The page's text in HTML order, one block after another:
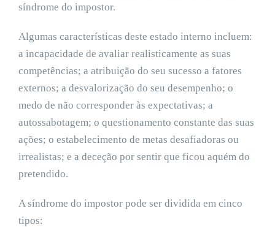
síndrome do impostor.
Algumas características deste estado interno incluem:
a incapacidade de avaliar realisticamente as suas
competências; a atribuição do seu sucesso a fatores
externos; a desvalorização do seu desempenho; o
medo de não corresponder às expectativas; a
autossabotagem; o questionamento constante das suas
ações; o estabelecimento de metas desafiadoras ou
irrealistas; e a deceção por sentir que ficou aquém do
pretendido.
A síndrome do impostor pode ser dividida em cinco
tipos: